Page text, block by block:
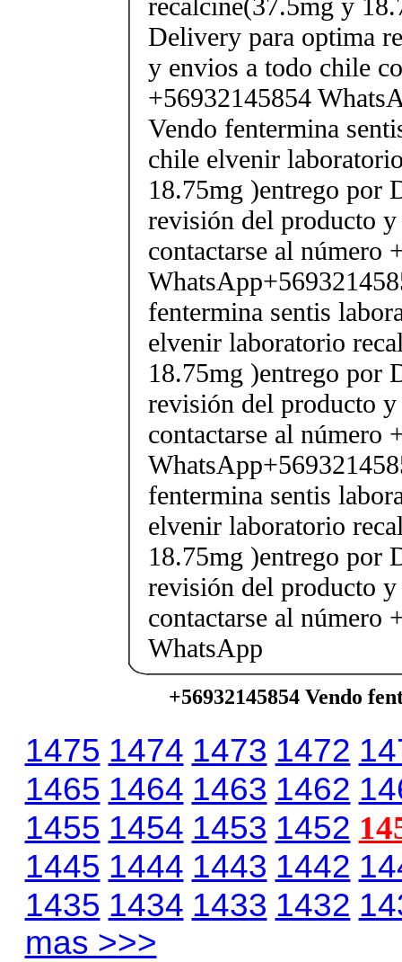
Delivery para optima
y envios a todo chile
+56932145854
Vendo fentermina
chile elvenir
18.75mg )entrego por
revisión del producto
contactarse al número
fentermina sentis
elvenir laboratorio
18.75mg )entrego por
revisión del producto
contactarse al número
fentermina sentis
elvenir laboratorio
18.75mg )entrego por
revisión del producto
contactarse al número
WhatsApp
+56932145854 Vendo
1475 1474 1473 1472
1465 1464 1463 1462
1455 1454 1453 1452
1445 1444 1443 1442
1435 1434 1433 1432
mas >>>